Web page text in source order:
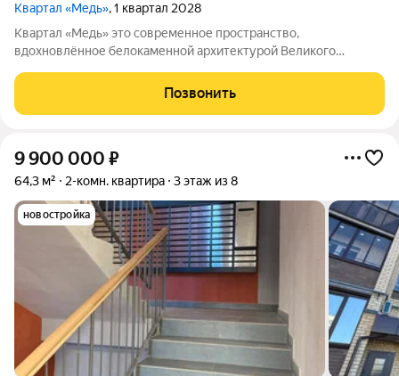
Квартал «Медь», 1 квартал 2028
Квартал «Медь» это современное пространство,
вдохновлённое белокаменной архитектурой Великого
города элементов: из меди новгородские мастера отливали
колокола и украшения, а в зодчестве ценились
Позвонить
9 900 000 ₽
64,3 м² 2-комн. квартира 3 этаж из 8
новостройка